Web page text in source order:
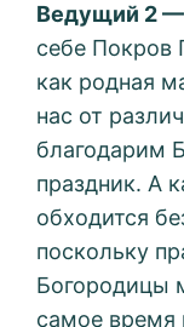
Ведущий 2 —
себе Покров
как родная
нас от
благодарим
праздник. А
обходится
поскольку
Богородицы
самое время